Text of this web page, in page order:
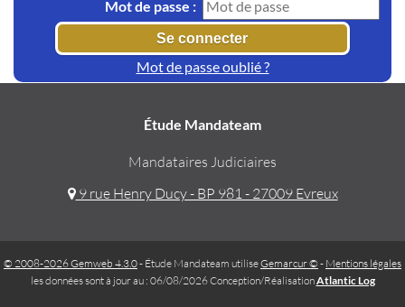
Mot de passe :
Mot de passe oublié ?
Étude Mandateam
Mandataires Judiciaires
9 rue Henry Ducy - BP 981 - 27009 Evreux
© 2008-2026 Gemweb 4.3.0- Étude Mandateam utiliseGemarcur © - Mentions légales
les données sont à jour au : 06/08/2026 Conception/RéalisationAtlantic Log